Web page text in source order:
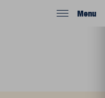
Menu